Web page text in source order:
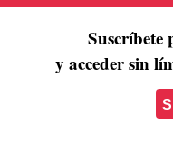
Suscríbete
y acceder sin